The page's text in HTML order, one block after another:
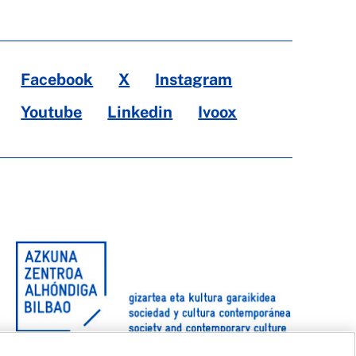
Facebook X
Instagram
Youtube
Linkedin Ivoox